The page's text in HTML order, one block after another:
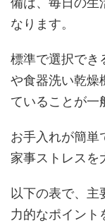
なります。
標準で選択でき
や食器洗い乾燥
ていることが一
お手入れが簡単
家事ストレスを
以下の表で、
力的なポイント